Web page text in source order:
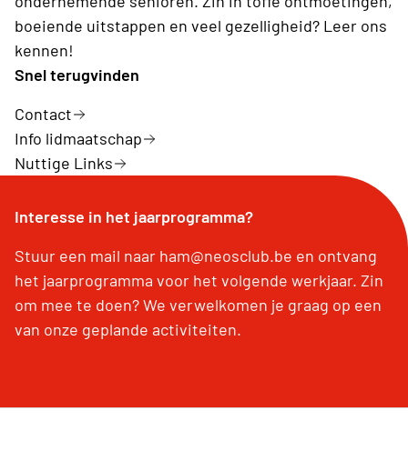
boeiende uitstappen en veel gezelligheid? Leer ons
kennen!
Snel terugvinden
Contact
Info lidmaatschap
Nuttige Links
Interesse in het jaarprogramma?
Stuur een mail naar ham@neosclub.be en ontvang
het jaarprogramma voor het volgende werkjaar. Zin
om mee te doen? We verwelkomen je graag op een
van onze geplande activiteiten.